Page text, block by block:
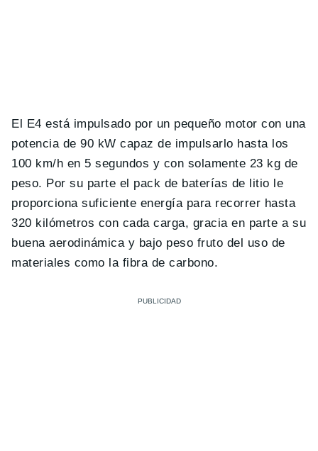
El E4 está impulsado por un pequeño motor con una
potencia de 90 kW capaz de impulsarlo hasta los
100 km/h en 5 segundos y con solamente 23 kg de
peso. Por su parte el pack de baterías de litio le
proporciona suficiente energía para recorrer hasta
320 kilómetros con cada carga, gracia en parte a su
buena aerodinámica y bajo peso fruto del uso de
materiales como la fibra de carbono.